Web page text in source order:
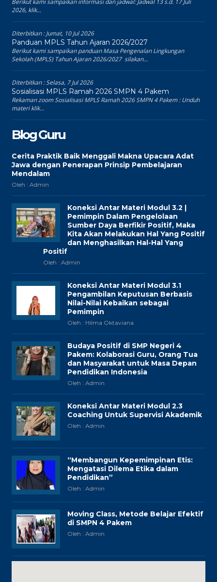
Berikut kami sampaikan informasi dan jadwal: Jadwal 13 s.d. 17 Juli
2026, klik...
Diterbitkan :Jumat, 10 Jul 2026
Panduan MPLS Tahun Ajaran 2026/2027
Berikut kami sampaikan panduan Masa Pengenalan Lingkungan
Sekolah (MPLS) Tahun Ajaran 2026/2027 silakan...
Diterbitkan :Selasa, 7 Jul 2026
Sosialisasi MPLS Ramah 2026 SMPN 4 Pakem
Rekaman zoom Sosialisasi MPLS Ramah 2026 SMPN 4 Pakem : Unduh
materi klik...
Blog Guru
Cerita Praktik Baik Menggali Makna Upacara Adat
Jawa dengan Penerapan Prinsip Pembelajaran
Mendalam
Oleh : Admin
Koneksi Antar Materi Modul 3.2 |
Pemimpin Dalam Pengelolaan
Sumber Daya Berfikir Positif, Maka
Kita Akan Melakukan Hal Yang Positif
dan Menghasilkan Hal-Hal Yang
Positif
Oleh : Admin
Koneksi Antar Materi Modul 3.1
Pengambilan Keputusan Berbasis
Nilai-Nilai Kebaikan sebagai
Pemimpin
Oleh : Hilma Oktaviana
Budaya Positif di SMP Negeri 4
Pakem: Kolaborasi Guru, Orang Tua
dan Masyarakat untuk Masa Depan
Pendidikan Indonesia
Oleh : Admin
Koneksi Antar Materi Modul 2.3
Coaching Untuk Supervisi Akademik
Oleh : Admin
“Membangun Kepemimpinan Etis:
Mengatasi Dilema Etika dalam
Pendidikan”
Oleh : Admin
Moving Class, Metode Belajar Efektif
di SMPN 4 Pakem
Oleh : Admin